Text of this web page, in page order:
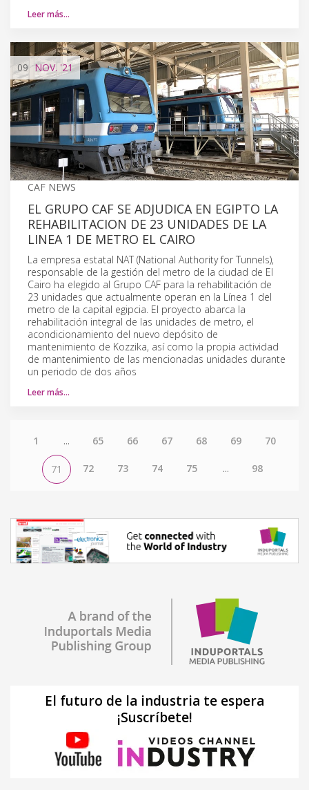
Leer más…
09 NOV.'21
CAF NEWS
EL GRUPO CAF SE ADJUDICA EN EGIPTO LA
REHABILITACION DE 23 UNIDADES DE LA
LINEA 1 DE METRO EL CAIRO
La empresa estatal NAT (National Authority for Tunnels),
responsable de la gestión del metro de la ciudad de El
Cairo ha elegido al Grupo CAF para la rehabilitación de
23 unidades que actualmente operan en la Línea 1 del
metro de la capital egipcia. El proyecto abarca la
rehabilitación integral de las unidades de metro, el
acondicionamiento del nuevo depósito de
mantenimiento de Kozzika, así como la propia actividad
de mantenimiento de las mencionadas unidades durante
un periodo de dos años
Leer más…
1 ... 65 66 67 68 69 70
71 72 73 74 75 ... 98
El futuro de la industria te espera
¡Suscríbete!